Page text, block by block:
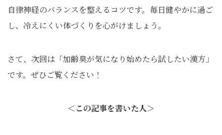
自律神経のバランスを整えるコツです。毎日健やかに過ご
し、冷えにくい体づくりを心がけましょう。
さて、次回は「加齢臭が気になり始めたら試したい漢方」
です。ぜひご覧ください！
＜この記事を書いた人＞